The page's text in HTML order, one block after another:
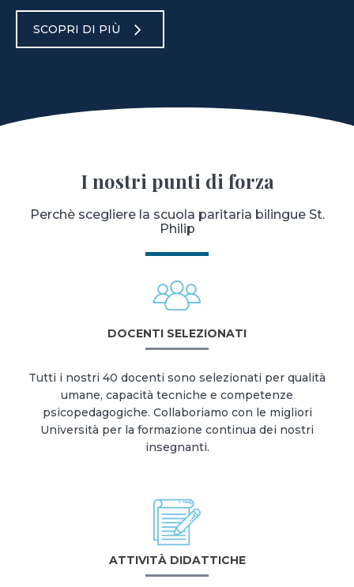
SCOPRI DI PIÙ
I nostri punti di forza
Perchè scegliere la scuola paritaria bilingue St.
Philip
DOCENTI SELEZIONATI
Tutti i nostri 40 docenti sono selezionati per qualità
umane, capacità tecniche e competenze
psicopedagogiche. Collaboriamo con le migliori
Università per la formazione continua dei nostri
insegnanti.
ATTIVITÀ DIDATTICHE